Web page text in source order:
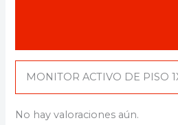
MONITOR ACTIVO DE PISO
No hay valoraciones aún.